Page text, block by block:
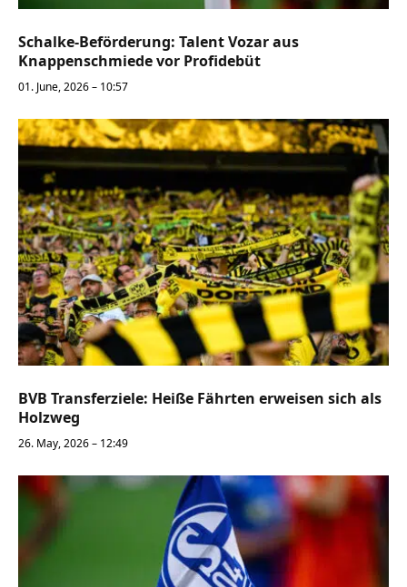
Schalke-Beförderung: Talent Vozar aus
Knappenschmiede vor Profidebüt
01. June, 2026 – 10:57
BVB Transferziele: Heiße Fährten erweisen sich als
Holzweg
26. May, 2026 – 12:49